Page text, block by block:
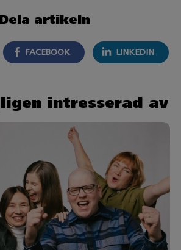
Dela artikeln
FACEBOOK LINKEDIN
intresserad av